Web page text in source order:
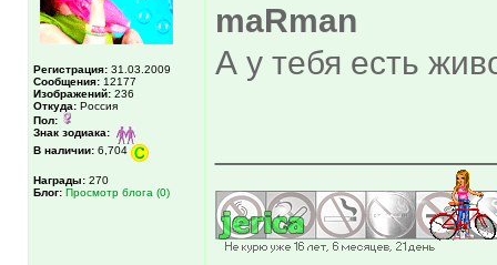
Регистрация: 31.03.2009
Сообщения: 12177
Изображений: 236
Откуда: Россия
Пол:
Знак зодиака:
В наличии: 6,704
Награды: 270
Блог: Просмотр блога (0)
maRman
А у тебя есть